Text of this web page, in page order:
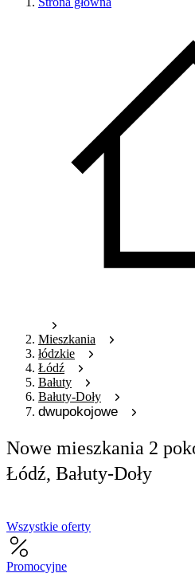
Mieszkania
łódzkie
Łódź
Bałuty
Bałuty-Doły
dwupokojowe
Nowe mieszkania 2
Łódź, Bałuty-Doły
Wszystkie oferty
Promocyjne